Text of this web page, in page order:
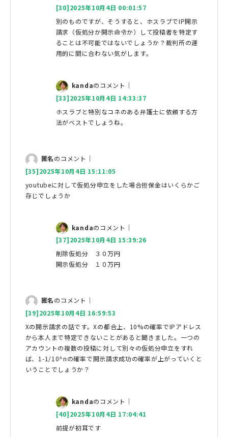
[30]2025年10月4日 00:01:57
別のものですが、そうすると、ホスラブでIP開示
請求（仮処分か開示命令か）して投稿者を特定す
ることは不可能ではないでしょうか？裁判所の運
用的に間に合わない気がします。
kandaのコメント｜
[33]2025年10月4日 14:33:37
ホスラブと特別なコネのある弁護士に依頼する方
法がベストでしょうね。
匿名のコメント｜
[35]2025年10月4日 15:11:05
youtubeに対して仮処分申立をした場合担保金はいくらかご
存じでしょうか
kandaのコメント｜
[37]2025年10月4日 15:39:26
削除仮処分 ３０万円
開示仮処分 １０万円
匿名のコメント｜
[39]2025年10月4日 16:59:53
Xの開示請求の話です。Xの都合上、10%の確率でIPアドレス
から本人まで特定できないことがあると聞きました。一つの
アカウントの複数の投稿に対して別々の仮処分申立をすれ
ば、1-1/10^nの確率で開示請求成功の確率が上がっていくと
いうことでしょうか？
kandaのコメント｜
[40]2025年10月4日 17:04:41
前提が初耳です